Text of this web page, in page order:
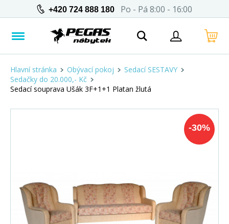
+420 724 888 180 Po - Pá 8:00 - 16:00
Hlavní stránka Obývací pokoj
Sedací SESTAVY
Sedačky do 20.000,- Kč
Sedací souprava Ušák 3F+1+1 Platan žlutá
-30%